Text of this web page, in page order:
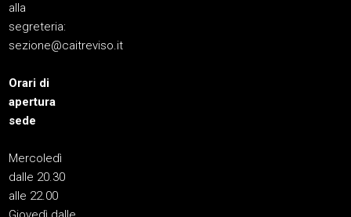
alla
segreteria:
sezione@caitreviso.it
Orari di
apertura
sede
Mercoledì
dalle 20.30
alle 22.00